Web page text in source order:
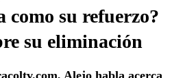
como su refuerzo?
su eliminación
Alejo habla acerca